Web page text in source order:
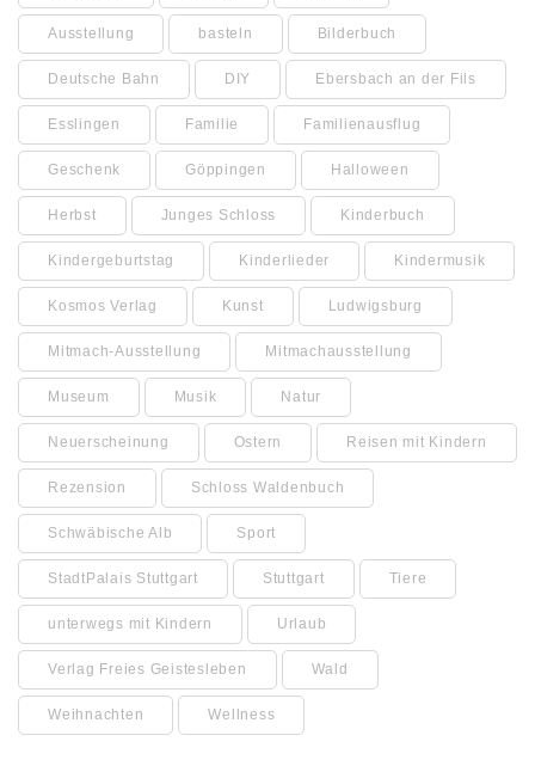
Ausstellung basteln Bilderbuch
Deutsche Bahn DIY Ebersbach an der Fils
Esslingen Familie Familienausflug
Geschenk Göppingen Halloween
Herbst Junges Schloss Kinderbuch
Kindergeburtstag Kinderlieder Kindermusik
Kosmos Verlag Kunst Ludwigsburg
Mitmach-Ausstellung Mitmachausstellung
Museum Musik Natur
Neuerscheinung Ostern Reisen mit Kindern
Rezension Schloss Waldenbuch
Schwäbische Alb Sport
StadtPalais Stuttgart Stuttgart Tiere
unterwegs mit Kindern Urlaub
Verlag Freies Geistesleben Wald
Weihnachten Wellness